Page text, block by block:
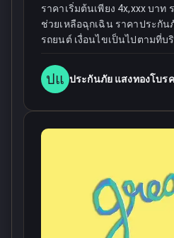
ราคาเริ่มต้นเพียง 4x,xxx บาท
ช่วยเหลือฉุกเฉิน ราคาประกั
รถยนต์ เงื่อนไขเป็นไปตามที่บ
ปแ ประกันภัย แสงทองโบรค